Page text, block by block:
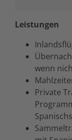
Leistungen
wenn
Private